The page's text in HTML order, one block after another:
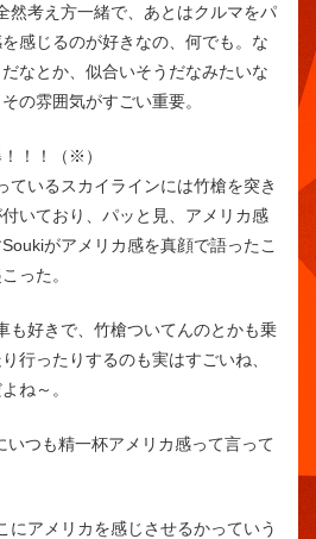
然考え方一緒で、あとはクルマをパ
感じるのが好きなの、何でも。な
なとか、似合いそうだなみたいな
の雰囲気がすごい重要。
！！（※）
いるスカイラインには竹槍を突き
いており、パッと見、アメリカ感
がアメリカ感を真顔で語ったこ
った。
も好きで、竹槍ついてんのとかも乗
行ったりするのも実はすごいね、
ね～。
いつも精一杯アメリカ感って言って
にアメリカを感じさせるかっていう